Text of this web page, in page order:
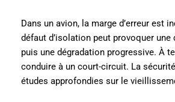
Dans un avion, la marge d’erreur est
défaut d’isolation peut provoquer une
puis une dégradation progressive. À
conduire à un court-circuit. La
études approfondies sur le